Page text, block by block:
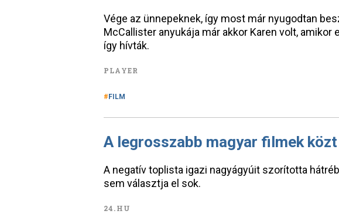
Vége az ünnepeknek, így most már nyugodtan
McCallister anyukája már akkor Karen volt,
így hívták.
PLAYER
FILM
A legrosszabb magyar filmek
A negatív toplista igazi nagyágyúit szorította
sem választja el sok.
24.HU